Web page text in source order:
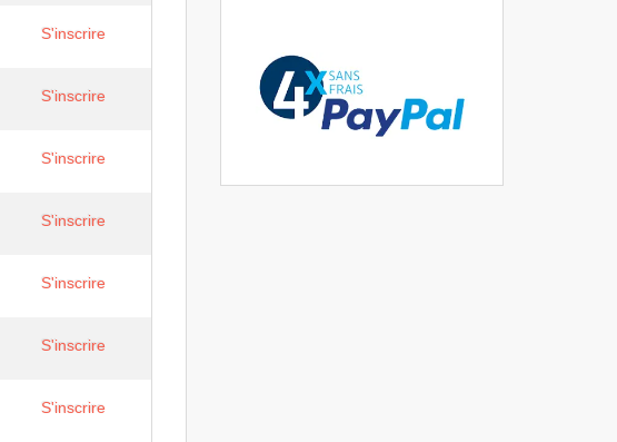
S'inscrire
S'inscrire
S'inscrire
S'inscrire
S'inscrire
S'inscrire
S'inscrire